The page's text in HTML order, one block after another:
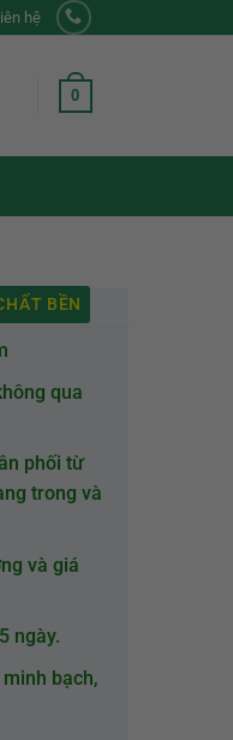
hệ
0
BỀN
qua
phối từ
trong và
và giá
ngày.
bạch,